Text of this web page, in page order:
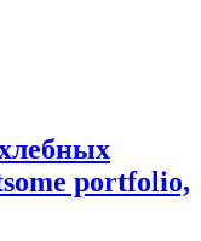
portfolio,